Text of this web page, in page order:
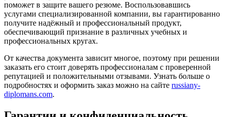
поможет в защите вашего резюме. Воспользовавшись
услугами специализированной компании, вы гарантированно
получите надёжный и профессиональный продукт,
обеспечивающий признание в различных учебных и
профессиональных кругах.
От качества документа зависит многое, поэтому при решении
заказать его стоит доверять профессионалам с проверенной
репутацией и положительными отзывами. Узнать больше о
подробностях и оформить заказ можно на сайте russiany-
diplomans.com.